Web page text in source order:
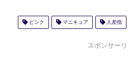
ピンク マニキュア 人差指
スポンサー